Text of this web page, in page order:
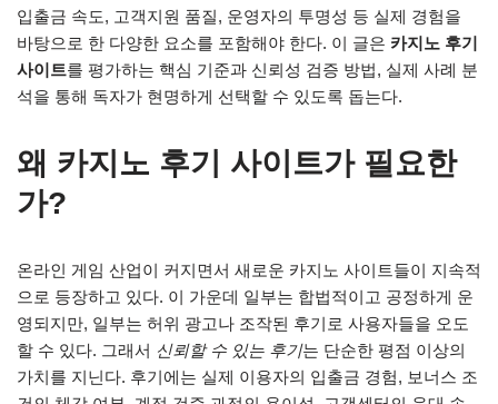
입출금 속도, 고객지원 품질, 운영자의 투명성 등 실제 경험을
바탕으로 한 다양한 요소를 포함해야 한다. 이 글은 카지노 후기
사이트를 평가하는 핵심 기준과 신뢰성 검증 방법, 실제 사례 분
석을 통해 독자가 현명하게 선택할 수 있도록 돕는다.
왜 카지노 후기 사이트가 필요한
가?
온라인 게임 산업이 커지면서 새로운 카지노 사이트들이 지속적
으로 등장하고 있다. 이 가운데 일부는 합법적이고 공정하게 운
영되지만, 일부는 허위 광고나 조작된 후기로 사용자들을 오도
할 수 있다. 그래서 신뢰할 수 있는 후기는 단순한 평점 이상의
가치를 지닌다. 후기에는 실제 이용자의 입출금 경험, 보너스 조